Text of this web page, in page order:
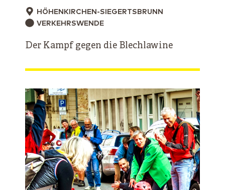
HÖHENKIRCHEN-SIEGERTSBRUNN
VERKEHRSWENDE
Der Kampf gegen die Blechlawine